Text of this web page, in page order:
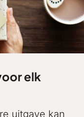
elk
uitgave kan